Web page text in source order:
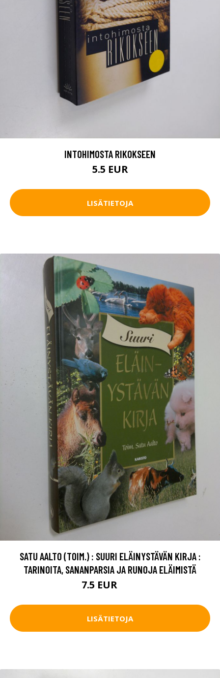
INTOHIMOSTA RIKOKSEEN
5.5 EUR
LISÄTIETOJA
SATU AALTO (TOIM.) : SUURI ELÄINYSTÄVÄN KIRJA :
TARINOITA, SANANPARSIA JA RUNOJA ELÄIMISTÄ
7.5 EUR
LISÄTIETOJA